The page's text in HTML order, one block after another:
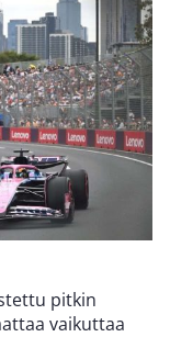
pitkin
vaikuttaa